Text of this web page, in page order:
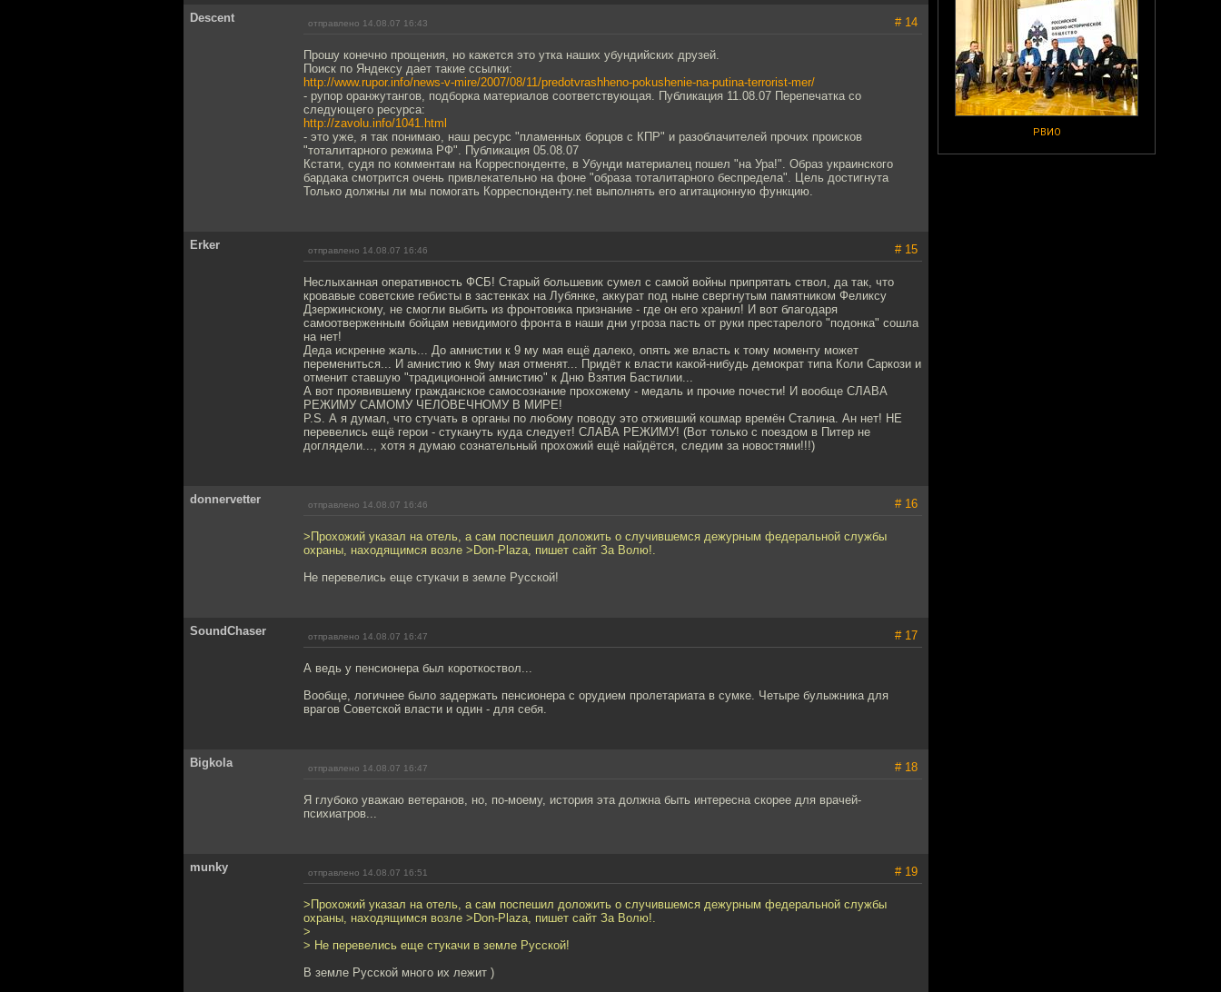
РВИО
Descent отправлено 14.08.07 16:43 # 14
Прошу конечно прощения, но кажется это утка наших убундийских друзей.
Поиск по Яндексу дает такие ссылки:
http://www.rupor.info/news-v-mire/2007/08/11/predotvrashheno-pokushenie-na-putina-terrorist-mer/
- рупор оранжутангов, подборка материалов соответствующая. Публикация 11.08.07 Перепечатка со
следующего ресурса:
http://zavolu.info/1041.html
- это уже, я так понимаю, наш ресурс "пламенных борцов с КПР" и разоблачителей прочих происков
"тоталитарного режима РФ". Публикация 05.08.07
Кстати, судя по комментам на Корреспонденте, в Убунди материалец пошел "на Ура!". Образ украинского
бардака смотрится очень привлекательно на фоне "образа тоталитарного беспредела". Цель достигнута
Только должны ли мы помогать Корреспонденту.net выполнять его агитационную функцию.
Erker отправлено 14.08.07 16:46 # 15
Неслыханная оперативность ФСБ! Старый большевик сумел с самой войны припрятать ствол, да так, что
кровавые советские гебисты в застенках на Лубянке, аккурат под ныне свергнутым памятником Феликсу
Дзержинскому, не смогли выбить из фронтовика признание - где он его хранил! И вот благодаря
самоотверженным бойцам невидимого фронта в наши дни угроза пасть от руки престарелого "подонка" сошла
на нет!
Деда искренне жаль... До амнистии к 9 му мая ещё далеко, опять же власть к тому моменту может
перемениться... И амнистию к 9му мая отменят... Придёт к власти какой-нибудь демократ типа Коли Саркози и
отменит ставшую "традиционной амнистию" к Дню Взятия Бастилии...
А вот проявившему гражданское самосознание прохожему - медаль и прочие почести! И вообще СЛАВА
РЕЖИМУ САМОМУ ЧЕЛОВЕЧНОМУ В МИРЕ!
P.S. А я думал, что стучать в органы по любому поводу это отживший кошмар времён Сталина. Ан нет! НЕ
перевелись ещё герои - стукануть куда следует! СЛАВА РЕЖИМУ! (Вот только с поездом в Питер не
доглядели..., хотя я думаю сознательный прохожий ещё найдётся, следим за новостями!!!)
donnervetter отправлено 14.08.07 16:46 # 16
>Прохожий указал на отель, а сам поспешил доложить о случившемся дежурным федеральной службы
охраны, находящимся возле >Don-Plaza, пишет сайт За Волю!.
Не перевелись еще стукачи в земле Русской!
SoundChaser отправлено 14.08.07 16:47 # 17
А ведь у пенсионера был короткоствол...
Вообще, логичнее было задержать пенсионера с орудием пролетариата в сумке. Четыре булыжника для
врагов Советской власти и один - для себя.
Bigkola отправлено 14.08.07 16:47 # 18
Я глубоко уважаю ветеранов, но, по-моему, история эта должна быть интересна скорее для врачей-
психиатров...
munky отправлено 14.08.07 16:51 # 19
>Прохожий указал на отель, а сам поспешил доложить о случившемся дежурным федеральной службы
охраны, находящимся возле >Don-Plaza, пишет сайт За Волю!.
>
> Не перевелись еще стукачи в земле Русской!
В земле Русской много их лежит )